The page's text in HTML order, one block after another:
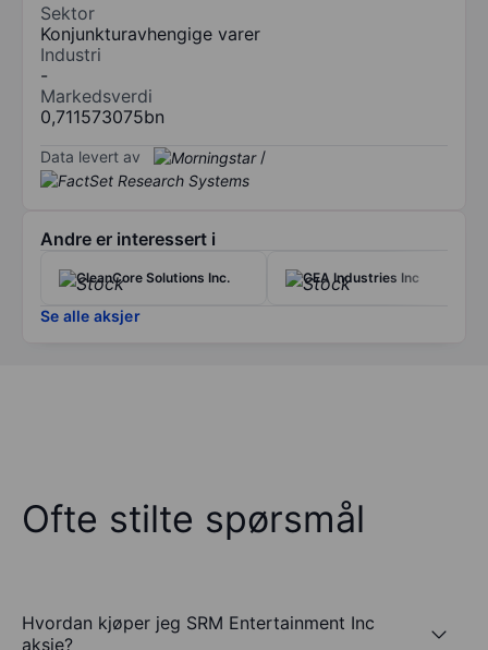
Sektor
Konjunkturavhengige varer
Industri
-
Markedsverdi
0,711573075bn
Data levert av /
Andre er interessert i
CleanCore Solutions Inc. CEA Industries Inc
Se alle aksjer
Ofte stilte spørsmål
Hvordan kjøper jeg SRM Entertainment Inc
aksje?